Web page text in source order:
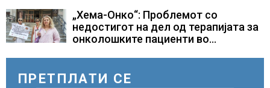
Геј“ и учесниците во
бомбардирањето го доживуваа овој
настан што го промени текот на
„Хема-Онко“: Проблемот со
недостигот на дел од терапијата за
онколошките пациенти во
ПРЕТПЛАТИ СЕ